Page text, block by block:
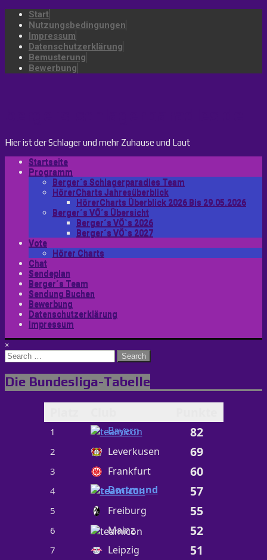
Start
Nutzungsbedingungen
Impressum
Datenschutzerklärung
Bemusterung
Bewerbung
Hier ist der Schlager und mehr Zuhause und Laut
Startseite
Programm
Berger´s Schlagerparadies Team
HörerCharts Jahresüberblick
HörerCharts Überblick 2026 Bis 29.05.2026
Berger´s VÖ´s Übersicht
Berger´s VÖ`s 2026
Berger´s VÖ`s 2027
Vote
Hörer Charts
Chat
Sendeplan
Berger´s Team
Sendung Buchen
Bewerbung
Datenschutzerklärung
Impressum
×
Search
for:
Die Bundesliga-Tabelle
1 Bayern 82
2 Leverkusen 69
3 Frankfurt 60
4 Dortmund 57
5 Freiburg 55
6 Mainz 52
7 Leipzig 51